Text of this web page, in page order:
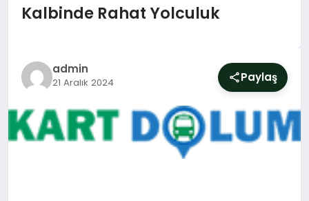
SPOR
SIYASET
YAŞAM
Kalbinde Rahat Yolculuk
admin
21 Aralık 2024 Paylaş